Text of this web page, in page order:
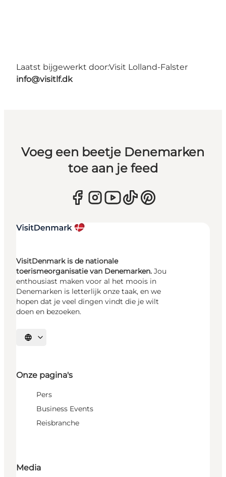
Laatst bijgewerkt door:Visit Lolland-Falster
info@visitlf.dk
Voeg een beetje Denemarken
toe aan je feed
VisitDenmark is de nationale
toerismeorganisatie van Denemarken. Jou
enthousiast maken voor al het moois in
Denemarken is letterlijk onze taak, en we
hopen dat je veel dingen vindt die je wilt
doen en bezoeken.
Selecteer taal
Onze pagina's
Pers
Business Events
Reisbranche
Media